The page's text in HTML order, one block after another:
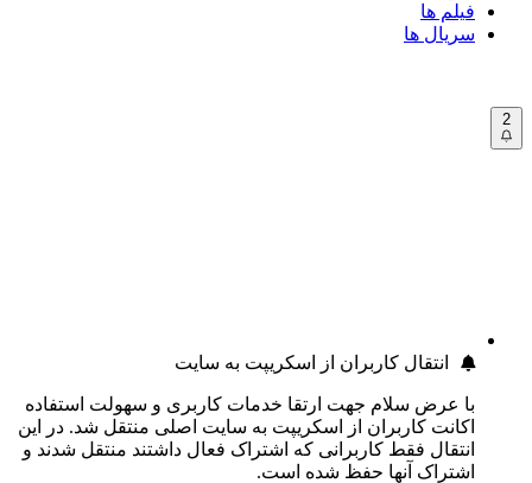
فیلم ها
سریال ها
2
انتقال کاربران از اسکریپت به سایت
با عرض سلام جهت ارتقا خدمات کاربری و سهولت استفاده
اکانت کاربران از اسکریپت به سایت اصلی منتقل شد. در این
انتقال فقط کاربرانی که اشتراک فعال داشتند منتقل شدند و
اشتراک آنها حفظ شده است.